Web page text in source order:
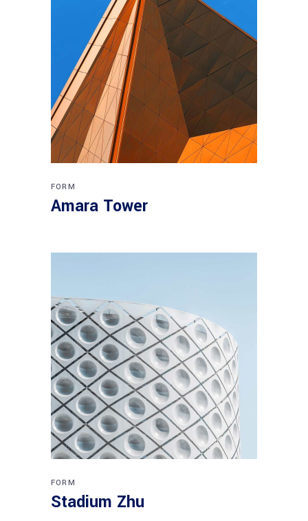
FORM
Amara Tower
FORM
Stadium Zhu